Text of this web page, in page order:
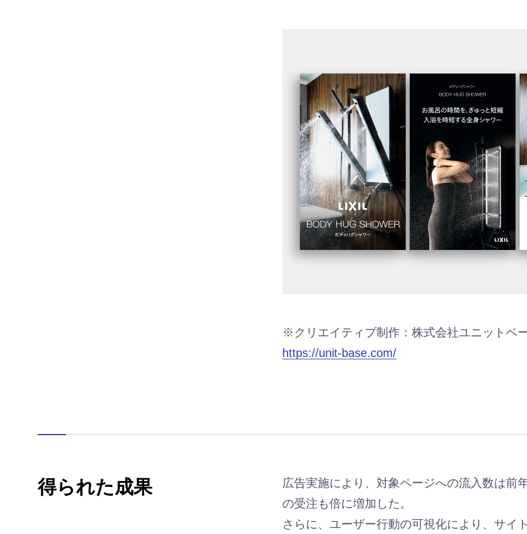
※クリエイティブ制作：株式会社ユニットベ
https://unit-base.com/
得られた成果
広告実施により、対象ページへの流入数は前
の受注も倍に増加した。
さらに、ユーザー行動の可視化により、サイ